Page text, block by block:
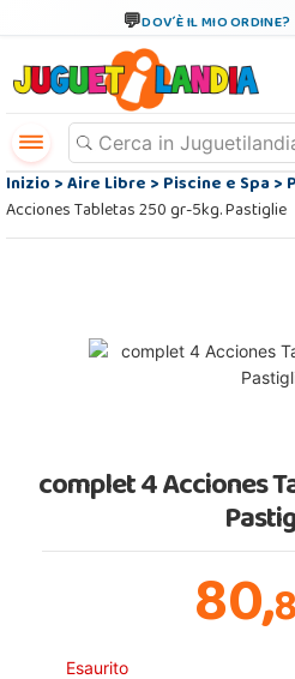
DOV´È IL MIO ORDINE?
Inizio>Aire Libre>Piscine e Spa>
Acciones Tabletas 250 gr-5kg. Pastiglie
complet 4 Acciones
80,
Esaurito